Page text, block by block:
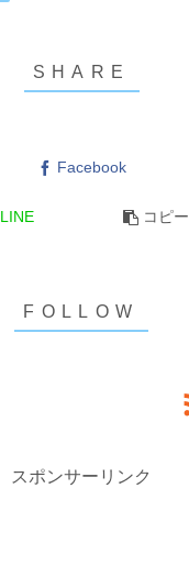
Facebook
LINE コピー
スポンサーリンク